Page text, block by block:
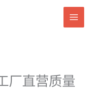
厂直营质量